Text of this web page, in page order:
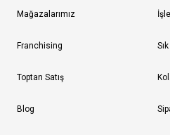
Mağazalarımız
Franchising
Toptan Satış
Blog